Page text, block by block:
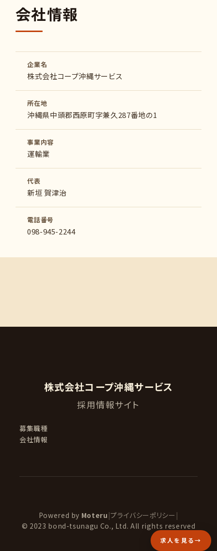
会社情報
企業名
株式会社コープ沖縄サービス
所在地
沖縄県中頭郡西原町字兼久287番地の1
事業内容
運輸業
代表
新垣 賀津治
電話番号
098-945-2244
求人を見る →
株式会社コープ沖縄サービス
採用情報サイト
募集職種
会社情報
Powered by Moteru |プライバシーポリシー |
© 2023 bond-tsunagu Co., Ltd. All rights reserved